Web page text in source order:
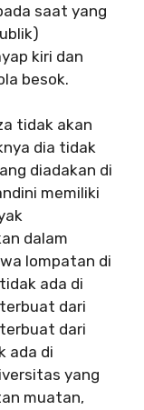
saat yang
kiri dan
besok.
tidak akan
dia tidak
diadakan di
memiliki
dalam
lompatan di
ada di
dari
dari
ada di
yang
muatan,